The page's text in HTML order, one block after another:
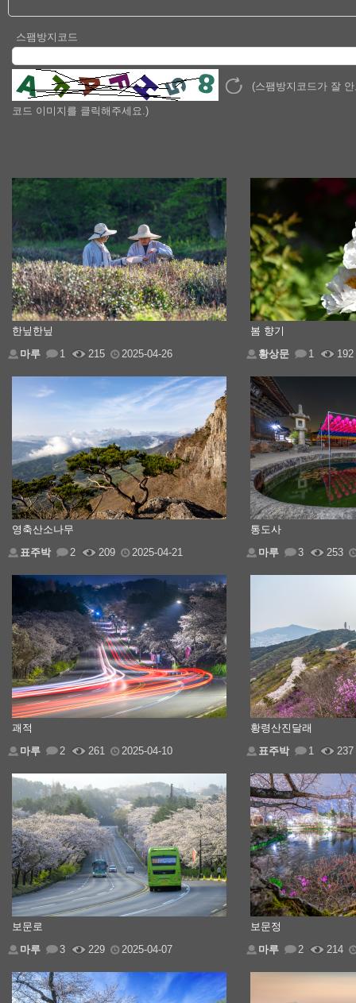
스팸방지코드
(스팸방지코드가 잘
코드 이미지를 클릭해주세요.)
한닢한닢
마루
1 215 2025-04-26
봄 향기
황상문
1 192
영축산소나무
표주박
2 209 2025-04-21
통도사
마루
3 253
괘적
마루
2 261 2025-04-10
황령산진달래
표주박
1 237
보문로
마루
3 229 2025-04-07
보문정
마루
2 214